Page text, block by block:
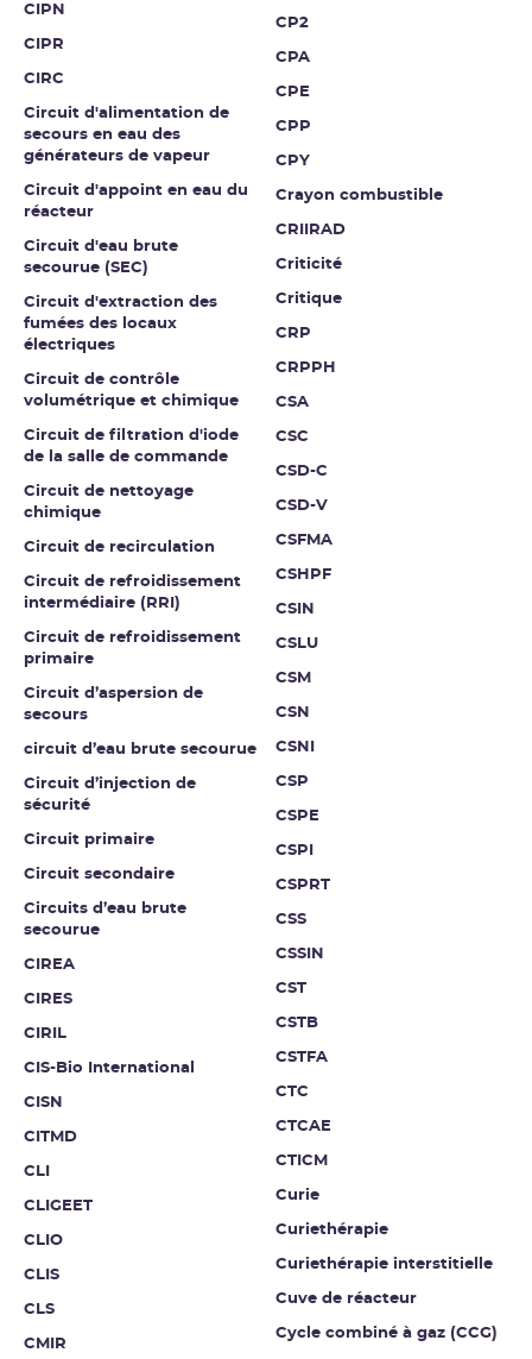
CIPN
CIPR
CIRC
Circuit d'alimentation de
secours en eau des
générateurs de vapeur
Circuit d'appoint en eau du
réacteur
Circuit d'eau brute
secourue (SEC)
Circuit d'extraction des
fumées des locaux
électriques
Circuit de contrôle
volumétrique et chimique
Circuit de filtration d'iode
de la salle de commande
Circuit de nettoyage
chimique
Circuit de recirculation
Circuit de refroidissement
intermédiaire (RRI)
Circuit de refroidissement
primaire
Circuit d’aspersion de
secours
circuit d’eau brute secourue
Circuit d’injection de
sécurité
Circuit primaire
Circuit secondaire
Circuits d’eau brute
secourue
CIREA
CIRES
CIRIL
CIS-Bio International
CISN
CITMD
CLI
CLIGEET
CLIO
CLIS
CLS
CMIR
CP2
CPA
CPE
CPP
CPY
Crayon combustible
CRIIRAD
Criticité
Critique
CRP
CRPPH
CSA
CSC
CSD-C
CSD-V
CSFMA
CSHPF
CSIN
CSLU
CSM
CSN
CSNI
CSP
CSPE
CSPI
CSPRT
CSS
CSSIN
CST
CSTB
CSTFA
CTC
CTCAE
CTICM
Curie
Curiethérapie
Curiethérapie interstitielle
Cuve de réacteur
Cycle combiné à gaz (CCG)